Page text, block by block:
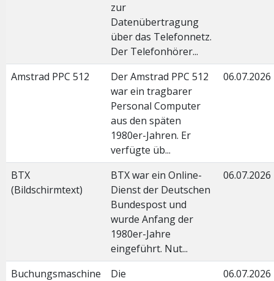
zur
Datenübertragung
über das Telefonnetz.
Der Telefonhörer...
Amstrad PPC 512
Der Amstrad PPC 512
war ein tragbarer
Personal Computer
aus den späten
1980er-Jahren. Er
verfügte üb...
06.07.2026
BTX
(Bildschirmtext)
BTX war ein Online-
Dienst der Deutschen
Bundespost und
wurde Anfang der
1980er-Jahre
eingeführt. Nut...
06.07.2026
Buchungsmaschine
Die
06.07.2026